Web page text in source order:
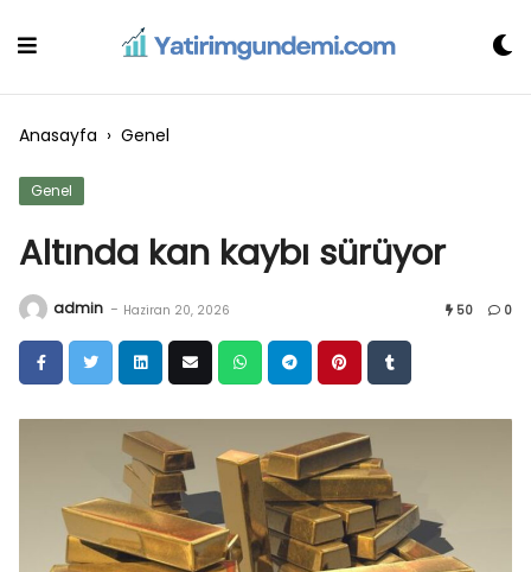
Anasayfa › Genel
Genel
Altında kan kaybı sürüyor
admin - Haziran 20, 2026 50 0